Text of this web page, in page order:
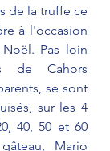
de la truffe ce
à l'occasion
Pas loin
de Cahors
se sont
sur les 4
40, 50 et 60
Mario